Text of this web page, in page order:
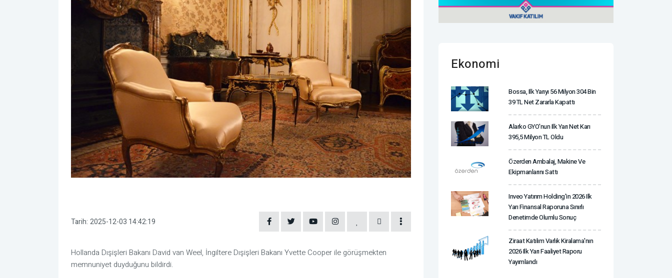
Tarih: 2025-12-03 14:42:19
Hollanda Dışişleri Bakanı David van Weel, İngiltere Dışişleri Bakanı Yvette Cooper ile görüşmekten
memnuniyet duyduğunu bildirdi.
Ekonomi
Bossa, Ilk Yarıyı 56 Milyon 304 Bin
39 TL Net Zararla Kapattı
Alarko GYO'nun Ilk Yarı Net Karı
395,5 Milyon TL Oldu
Özerden Ambalaj, Makine Ve
Ekipmanlarını Sattı
Inveo Yatırım Holding'in 2026 Ilk
Yarı Finansal Raporuna Sınırlı
Denetimde Olumlu Sonuç
Ziraat Katılım Varlık Kiralama'nın
2026 Ilk Yarı Faaliyet Raporu
Yayımlandı